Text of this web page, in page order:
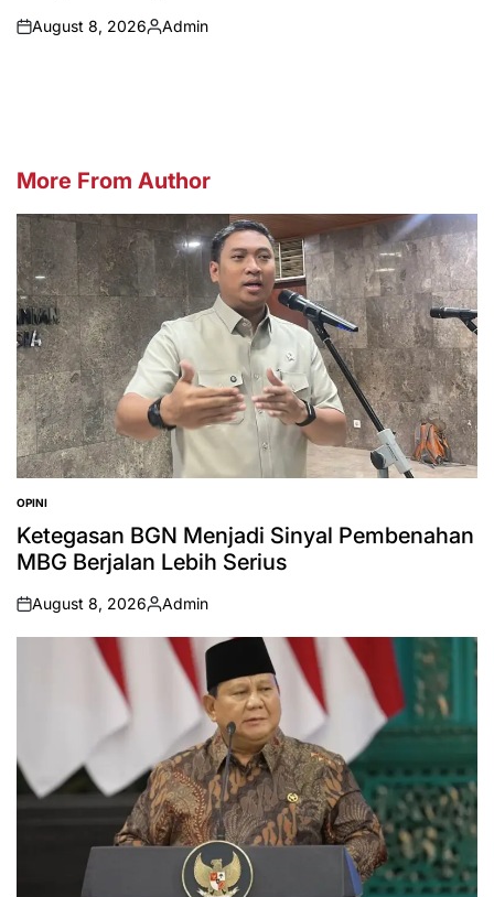
on
August 8, 2026
Posted
Admin
More From Author
POSTED
IN
OPINI
Ketegasan BGN Menjadi Sinyal Pembenahan
MBG Berjalan Lebih Serius
on
August 8, 2026
Posted
by
Admin